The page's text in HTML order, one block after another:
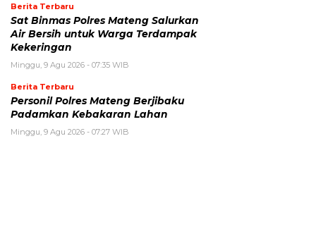
Berita Terbaru
Sat Binmas Polres Mateng Salurkan
Air Bersih untuk Warga Terdampak
Kekeringan
Minggu, 9 Agu 2026 - 07:35 WIB
Berita Terbaru
Personil Polres Mateng Berjibaku
Padamkan Kebakaran Lahan
Minggu, 9 Agu 2026 - 07:27 WIB